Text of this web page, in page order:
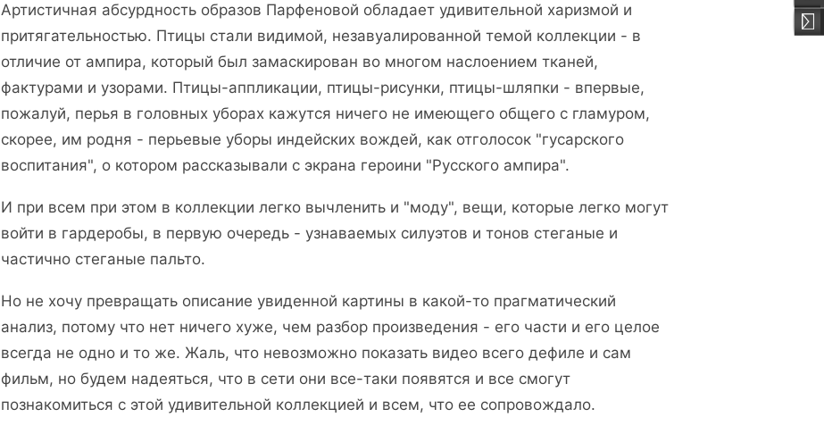
Артистичная абсурдность образов Парфеновой обладает удивительной харизмой и
притягательностью. Птицы стали видимой, незавуалированной темой коллекции - в
отличие от ампира, который был замаскирован во многом наслоением тканей,
фактурами и узорами. Птицы-аппликации, птицы-рисунки, птицы-шляпки - впервые,
пожалуй, перья в головных уборах кажутся ничего не имеющего общего с гламуром,
скорее, им родня - перьевые уборы индейских вождей, как отголосок "гусарского
воспитания", о котором рассказывали с экрана героини "Русского ампира".
И при всем при этом в коллекции легко вычленить и "моду", вещи, которые легко могут
войти в гардеробы, в первую очередь - узнаваемых силуэтов и тонов стеганые и
частично стеганые пальто.
Но не хочу превращать описание увиденной картины в какой-то прагматический
анализ, потому что нет ничего хуже, чем разбор произведения - его части и его целое
всегда не одно и то же. Жаль, что невозможно показать видео всего дефиле и сам
фильм, но будем надеяться, что в сети они все-таки появятся и все смогут
познакомиться с этой удивительной коллекцией и всем, что ее сопровождало.